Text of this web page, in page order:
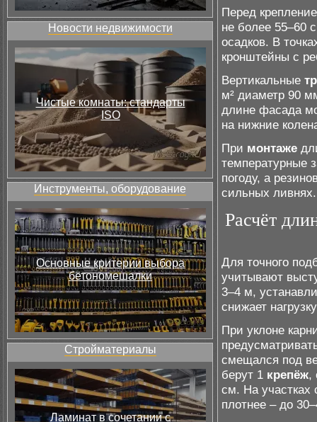
Новости недвижимости
Чистые комнаты: стандарты
ISO
Инструменты, оборудование
Основные критерии выбора
бетономешалки
Стройматериалы
Ламинат в сочетании с
Перед
не более 55–60
осадков. В
кронштейны с
Вертикальные
м² диаметр 90
длине фасада
на нижние
При монтаже
температурные
погоду, а
сильных ливнях.
Расчёт
Для точного
учитывают
3–4 м,
снижает
При уклоне
смещался под
берут 1 крепёж,
см. На участках
плотнее – до